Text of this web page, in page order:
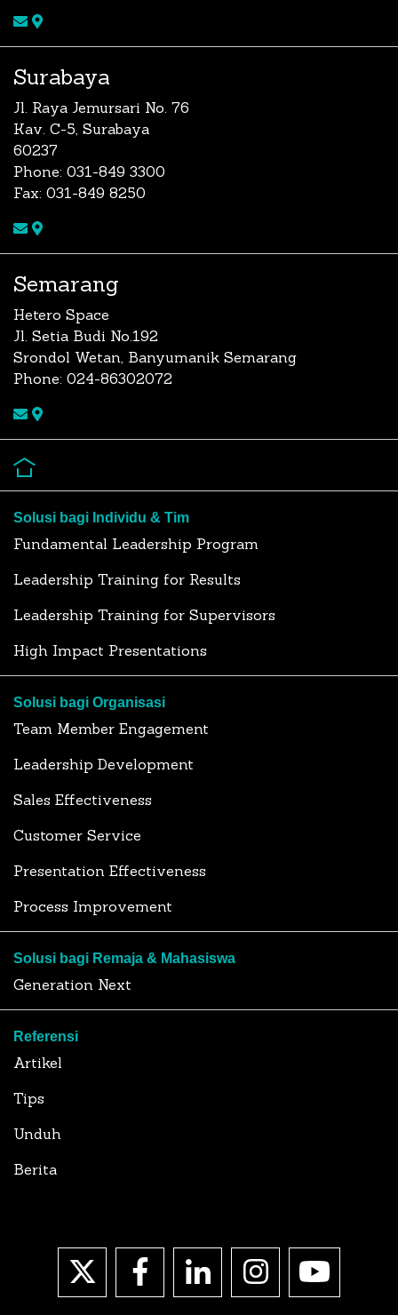
Surabaya
Jl. Raya Jemursari No. 76
Kav. C-5, Surabaya
60237
Phone: 031-849 3300
Fax: 031-849 8250
Semarang
Hetero Space
Jl. Setia Budi No.192
Srondol Wetan, Banyumanik Semarang
Phone: 024-86302072
Solusi bagi Individu & Tim
Fundamental Leadership Program
Leadership Training for Results
Leadership Training for Supervisors
High Impact Presentations
Solusi bagi Organisasi
Team Member Engagement
Leadership Development
Sales Effectiveness
Customer Service
Presentation Effectiveness
Process Improvement
Solusi bagi Remaja & Mahasiswa
Generation Next
Referensi
Artikel
Tips
Unduh
Berita